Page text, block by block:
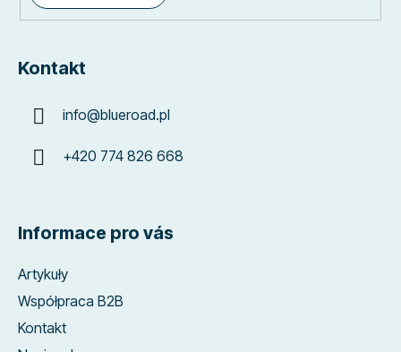
Kontakt
info@blueroad.pl
+420 774 826 668
Informace pro vás
Artykuły
Współpraca B2B
Kontakt